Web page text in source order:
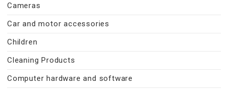
Cameras
Car and motor accessories
Children
Cleaning Products
Computer hardware and software